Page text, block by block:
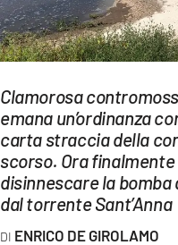
Streaming
LAC TV
LAC ONAIR
LaC
Network
LACPLAY.IT
Clamorosa
emana un’ordinanza
carta straccia della
scorso. Ora
disinnescare la
dal torrente Sant’Anna
ENRICO DE GIROLAMO